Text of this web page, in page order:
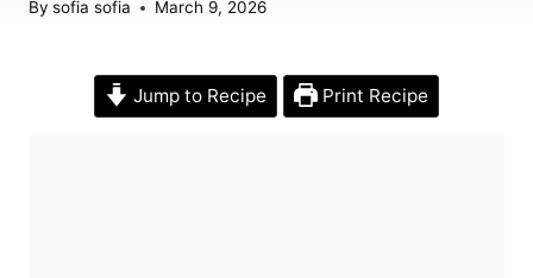
By sofia sofia March 9, 2026
Jump to Recipe Print Recipe